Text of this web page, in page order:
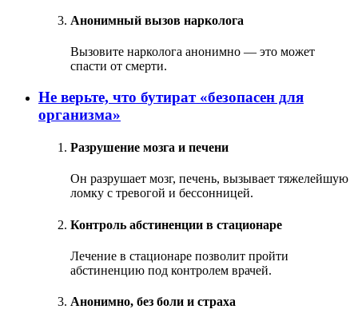
Анонимный вызов нарколога
Вызовите нарколога анонимно — это может
спасти от смерти.
Не верьте, что бутират «безопасен для
организма»
Разрушение мозга и печени
Он разрушает мозг, печень, вызывает тяжелейшую
ломку с тревогой и бессонницей.
Контроль абстиненции в стационаре
Лечение в стационаре позволит пройти
абстиненцию под контролем врачей.
Анонимно, без боли и страха